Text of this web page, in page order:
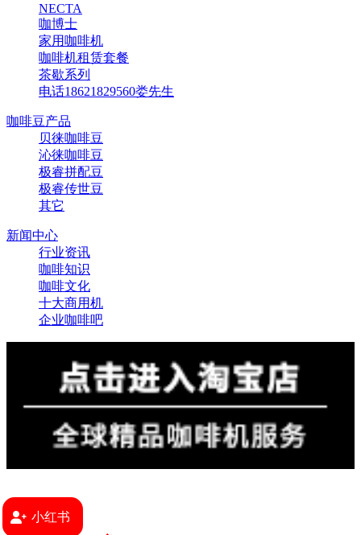
NECTA
咖博士
家用咖啡机
咖啡机租赁套餐
茶歇系列
电话18621829560娄先生
咖啡豆产品
贝徕咖啡豆
沁徕咖啡豆
极睿拼配豆
极睿传世豆
其它
新闻中心
行业资讯
咖啡知识
咖啡文化
十大商用机
企业咖啡吧
小红书